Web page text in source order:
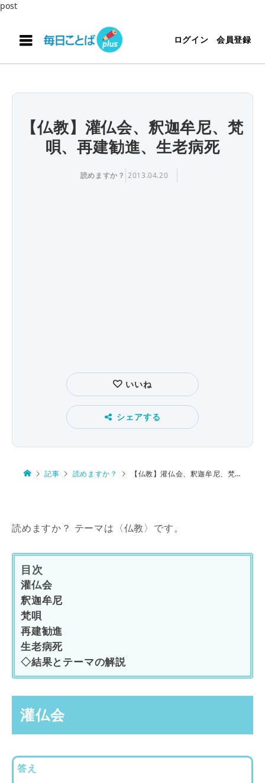
post
ログイン 会員登録
【仏教】灌仏会、釈迦牟尼、梵
唄、再建勧進、生老病死
読めますか？ 2013.04.20
いいね
シェアする
記事 読めますか？ 【仏教】灌仏会、釈迦牟尼、梵唄、再建勧進、生老病死
読めますか？ テーマは〈仏教〉です。
目次
灌仏会
釈迦牟尼
梵唄
再建勧進
生老病死
◇結果とテーマの解説
灌仏会
答え